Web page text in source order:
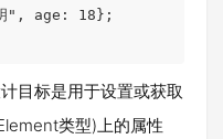
", age: 18};
目标是用于设置或获取
类型)上的属性